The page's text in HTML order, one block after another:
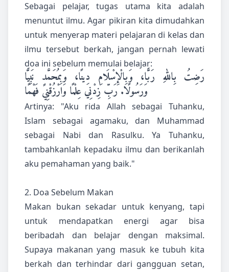
Sebagai pelajar, tugas utama kita adalah
menuntut ilmu. Agar pikiran kita dimudahkan
untuk menyerap materi pelajaran di kelas dan
ilmu tersebut berkah, jangan pernah lewati
doa ini sebelum memulai belajar:
رَضِتُ بِاللهِ رَبًّا، وَبِالْإِسْلَامِ دِينًا، وَبِمُحَمَّدٍ نَبِيًّا
Artinya: "Aku rida Allah sebagai Tuhanku,
Islam sebagai agamaku, dan Muhammad
sebagai Nabi dan Rasulku. Ya Tuhanku,
tambahkanlah kepadaku ilmu dan berikanlah
aku pemahaman yang baik."
2. Doa Sebelum Makan
Makan bukan sekadar untuk kenyang, tapi
untuk mendapatkan energi agar bisa
beribadah dan belajar dengan maksimal.
Supaya makanan yang masuk ke tubuh kita
berkah dan terhindar dari gangguan setan,